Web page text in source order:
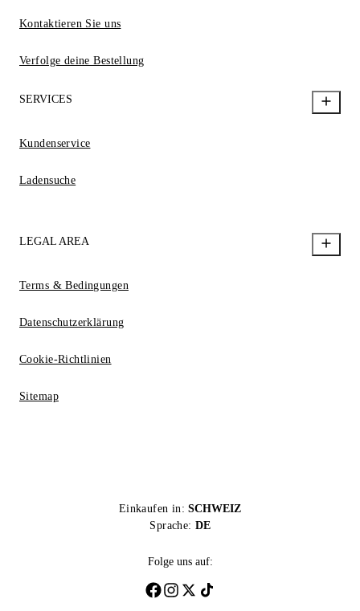
Kontaktieren Sie uns
Verfolge deine Bestellung
SERVICES
Kundenservice
Ladensuche
LEGAL AREA
Terms & Bedingungen
Datenschutzerklärung
Cookie-Richtlinien
Sitemap
Einkaufen in: SCHWEIZ
Sprache: DE
Folge uns auf: